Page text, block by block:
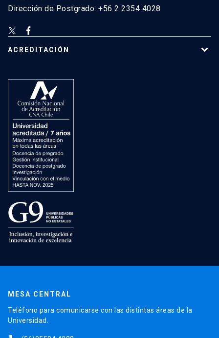
Dirección de Postgrado: +56 2 2354 4028
ACREDITACIÓN
MESA CENTRAL
Teléfono para comunicarse con las distintas áreas de la
Universidad.